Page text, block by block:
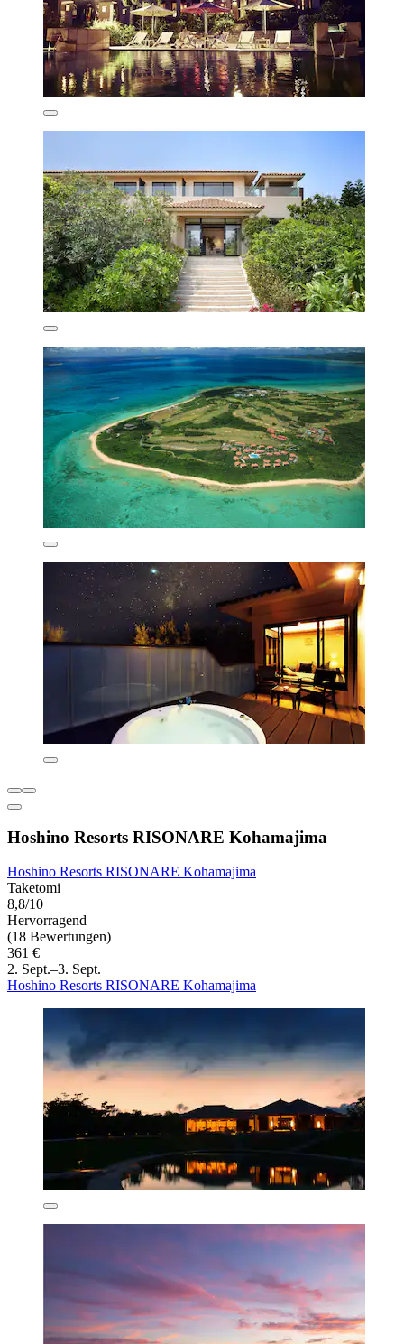
Hoshino Resorts RISONARE Kohamajima
Hoshino Resorts RISONARE Kohamajima
Taketomi
8,8/10
Hervorragend
(18 Bewertungen)
361 €
2. Sept.–3. Sept.
Hoshino Resorts RISONARE Kohamajima